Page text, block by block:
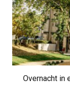
Overnacht in